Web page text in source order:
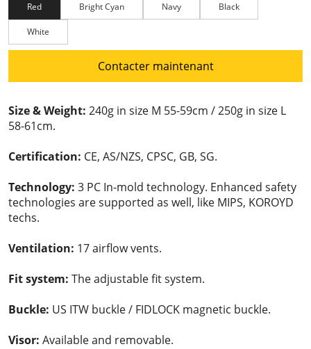
Red Bright Cyan Navy Black
White
Contacter maintenant
Size & Weight: 240g in size M 55-59cm / 250g in size L
58-61cm.
Certification: CE, AS/NZS, CPSC, GB, SG.
Technology: 3 PC In-mold technology. Enhanced safety
technologies are supported as well, like MIPS, KOROYD
techs.
Ventilation: 17 airflow vents.
Fit system: The adjustable fit system.
Buckle: US ITW buckle / FIDLOCK magnetic buckle.
Visor: Available and removable.